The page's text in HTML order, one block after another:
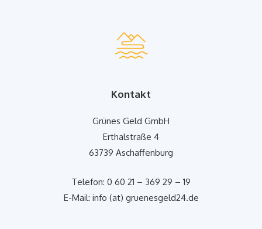
Kontakt
Grünes Geld GmbH
Erthalstraße 4
63739 Aschaffenburg
Telefon: 0 60 21 – 369 29 – 19
E-Mail: info (at) gruenesgeld24.de